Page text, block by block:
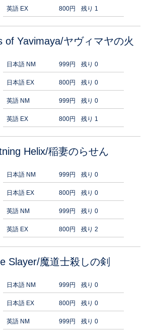
英語 EX 800円 残り 1
of Yavimaya/ヤヴィマヤの火
日本語 NM 999円 残り 0
日本語 EX 800円 残り 0
英語 NM 999円 残り 0
英語 EX 800円 残り 1
Helix/稲妻のらせん
日本語 NM 999円 残り 0
日本語 EX 800円 残り 0
英語 NM 999円 残り 0
英語 EX 800円 残り 2
Slayer/魔道士殺しの剣
日本語 NM 999円 残り 0
日本語 EX 800円 残り 0
英語 NM 999円 残り 0